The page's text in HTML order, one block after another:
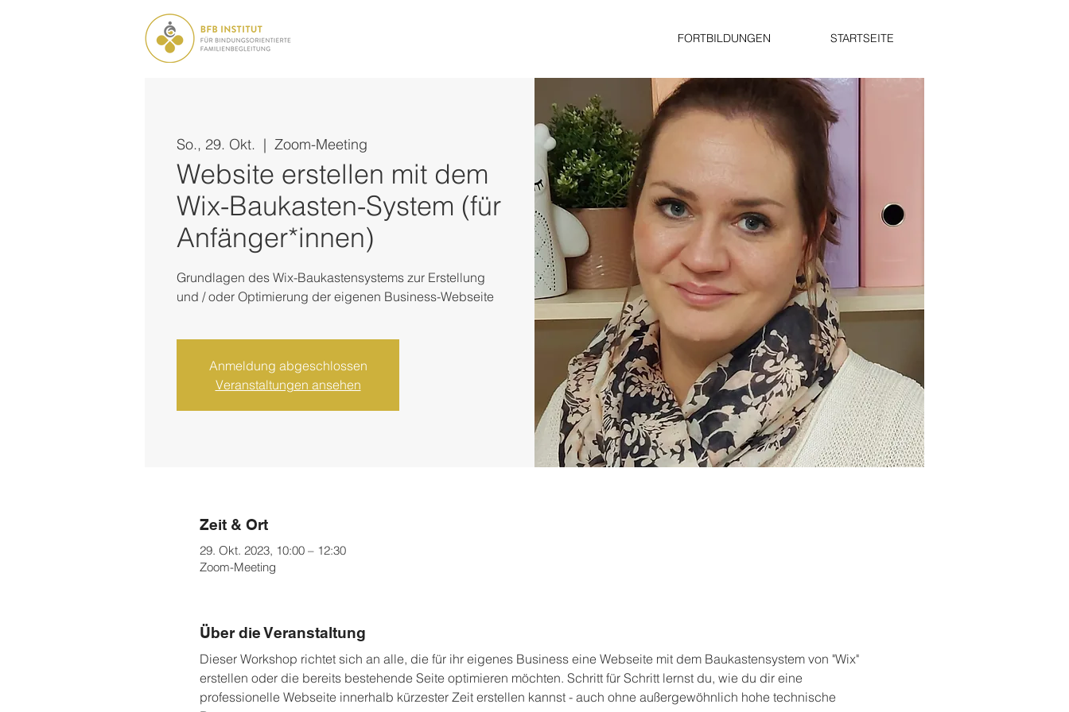
FORTBILDUNGEN STARTSEITE
So., 29. Okt.
  |
Zoom-Meeting
Website erstellen mit dem
Wix-Baukasten-System (für
Anfänger*innen)
Grundlagen des Wix-Baukastensystems zur Erstellung
und / oder Optimierung der eigenen Business-Webseite
Anmeldung abgeschlossen
Veranstaltungen ansehen
Zeit & Ort
29. Okt. 2023, 10:00 – 12:30
Zoom-Meeting
Über die Veranstaltung
Dieser Workshop richtet sich an alle, die für ihr eigenes Business eine Webseite mit dem Baukastensystem von "Wix"
erstellen oder die bereits bestehende Seite optimieren möchten. Schritt für Schritt lernst du, wie du dir eine
professionelle Webseite innerhalb kürzester Zeit erstellen kannst - auch ohne außergewöhnlich hohe technische